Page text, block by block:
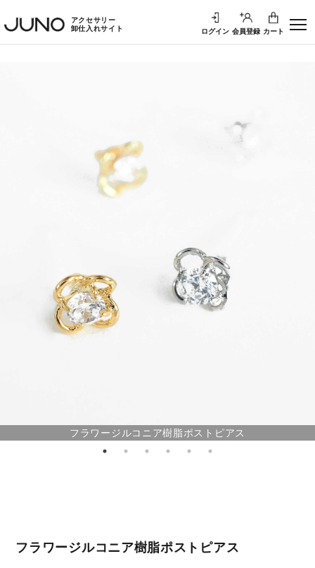
アクセサリー
卸仕入れサイト
ログイン 会員登録 カート
フラワージルコニア樹脂ポストピアス
フラワージルコニア樹脂ポストピアス